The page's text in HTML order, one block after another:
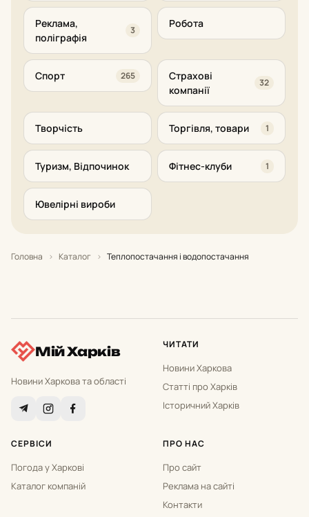
Реклама,
поліграфія
3
Робота
Спорт 265
Страхові
компанії
32
Творчість Торгівля, товари 1
Туризм, Відпочинок Фітнес-клуби 1
Ювелірні вироби
Головна › Каталог › Теплопостачання і водопостачання
Мій Харків
Новини Харкова та області
ЧИТАТИ
Новини Харкова
Статті про Харків
Історичний Харків
СЕРВІСИ
Погода у Харкові
Каталог компаній
ПРО НАС
Про сайт
Реклама на сайті
Контакти